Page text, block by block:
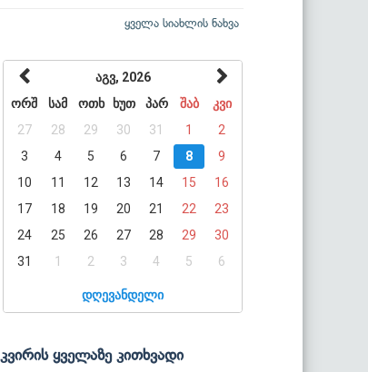
ყველა სიახლის ნახვა
აგვ, 2026
ორშ
სამ ოთხ ხუთ პარ შაბ
კვი
27
28 29 30 31 1
2
3
4 5 6 7 8
9
10
11 12 13 14 15
16
17
18 19 20 21 22
23
24
25 26 27 28 29
30
31
1 2 3 4 5 6
დღევანდელი
კვირის ყველაზე კითხვადი